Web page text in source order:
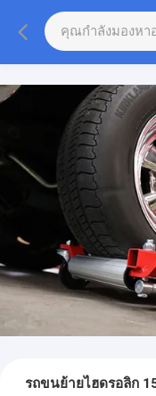
รถขนย้ายไฮดรอลิก